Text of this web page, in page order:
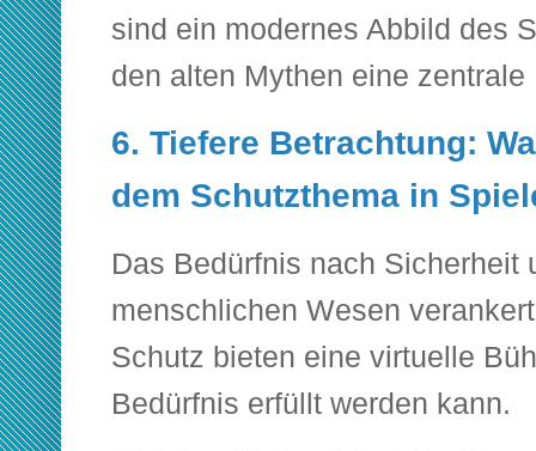
sind ein modernes Abbild des
den alten Mythen eine
6. Tiefere Betrachtung:
dem Schutzthema in
Das Bedürfnis nach Sicherheit
menschlichen Wesen
Schutz bieten eine virtuelle
Bedürfnis erfüllt werden kann.